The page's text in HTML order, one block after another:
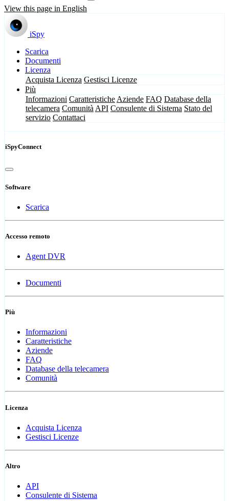
View this page in English
iSpy
Scarica
Documenti
Licenza
Acquista Licenza Gestisci Licenze
Più
Informazioni Caratteristiche Aziende FAQ Database della
telecamera Comunità API Consulente di Sistema Stato del
servizio Contattaci
iSpyConnect
Software
Scarica
Accesso remoto
Agent DVR
Documenti
Più
Informazioni
Caratteristiche
Aziende
FAQ
Database della telecamera
Comunità
Licenza
Acquista Licenza
Gestisci Licenze
Altro
API
Consulente di Sistema